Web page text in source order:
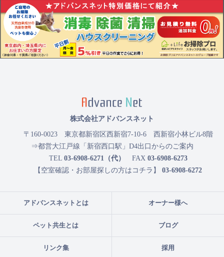
アドバンスネットとは オーナー様へ
ペット共生とは ブログ
リンク集 採用
株式会社アドバンスネット
〒160-0023 東京都新宿区西新宿7-10-6 西新宿小林ビル8階
⇒都営大江戸線「新宿西口駅」D4出口からのご案内
TEL 03-6908-6271（代） FAX 03-6908-6273
【空室確認・お部屋探しの方はコチラ】 03-6908-6272